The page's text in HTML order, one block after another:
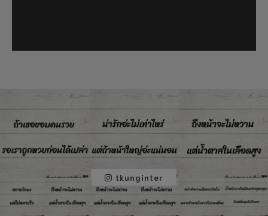
tkunginter